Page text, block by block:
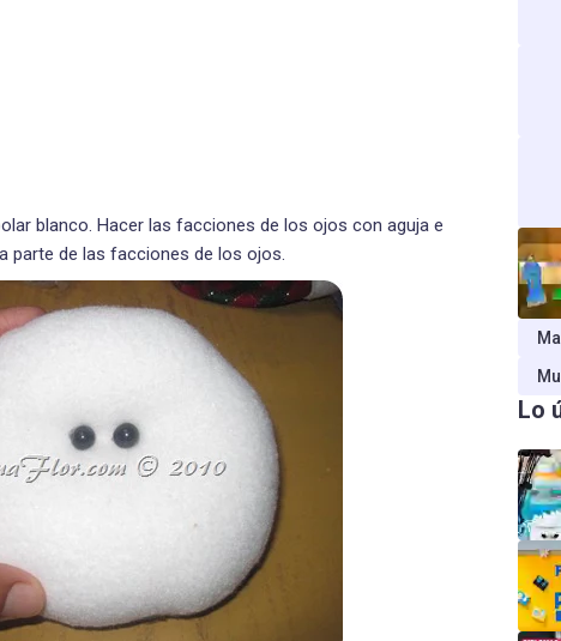
blanco. Hacer las facciones de los ojos con aguja e
parte de las facciones de los ojos.
Lo